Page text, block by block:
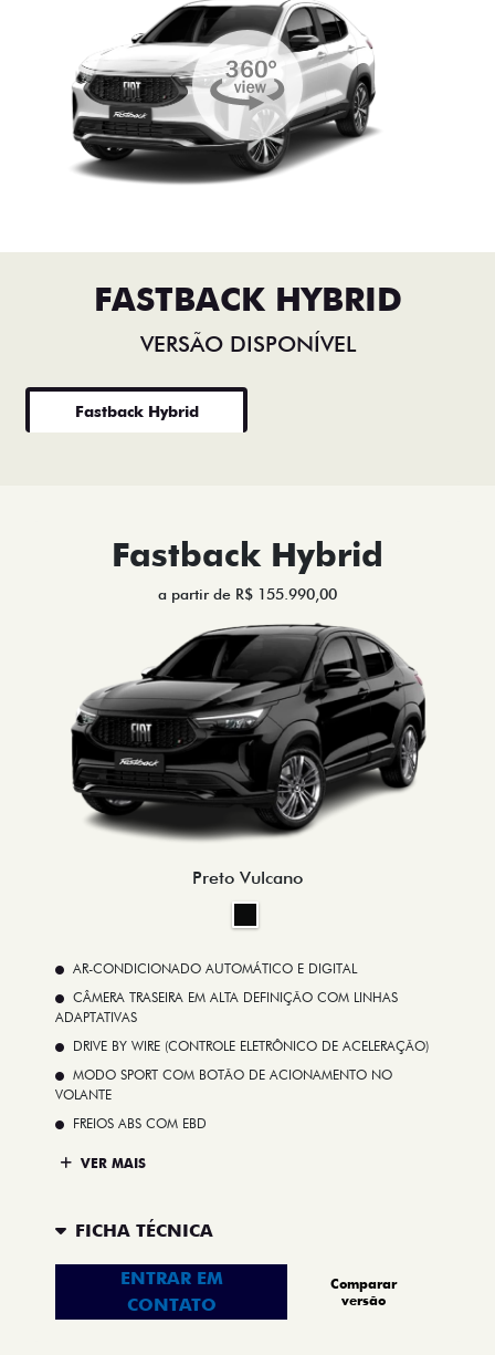
FASTBACK HYBRID
VERSÃO DISPONÍVEL
Fastback Hybrid
Fastback Hybrid
a partir de R$ 155.990,00
Preto Vulcano
AR-CONDICIONADO AUTOMÁTICO E DIGITAL
CÂMERA TRASEIRA EM ALTA DEFINIÇÃO COM LINHAS
ADAPTATIVAS
DRIVE BY WIRE (CONTROLE ELETRÔNICO DE ACELERAÇÃO)
MODO SPORT COM BOTÃO DE ACIONAMENTO NO
VOLANTE
FREIOS ABS COM EBD
VER MAIS
FICHA TÉCNICA
ENTRAR EM
CONTATO
Comparar
versão